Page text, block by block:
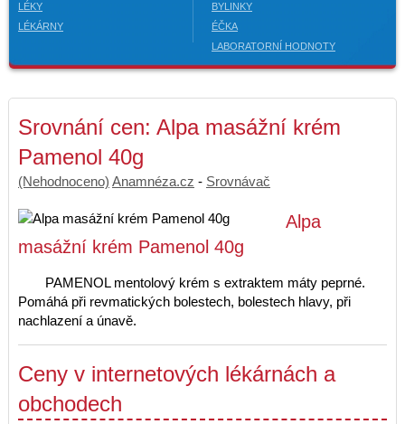
LÉKY
LÉKÁRNY
BYLINKY
ÉČKA
LABORATORNÍ HODNOTY
Srovnání cen: Alpa masážní krém
Pamenol 40g
(Nehodnoceno) Anamnéza.cz - Srovnávač
Alpa
masážní krém Pamenol 40g
PAMENOL mentolový krém s extraktem máty peprné.
Pomáhá při revmatických bolestech, bolestech hlavy, při
nachlazení a únavě.
Ceny v internetových lékárnách a
obchodech